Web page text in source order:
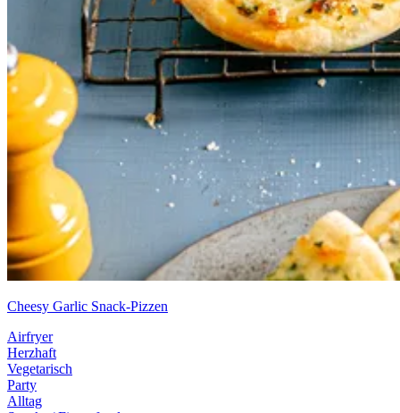
Cheesy Garlic Snack-Pizzen
Airfryer
Herzhaft
Vegetarisch
Party
Alltag